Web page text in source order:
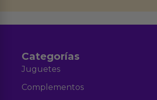
Categorías
Juguetes
Complementos